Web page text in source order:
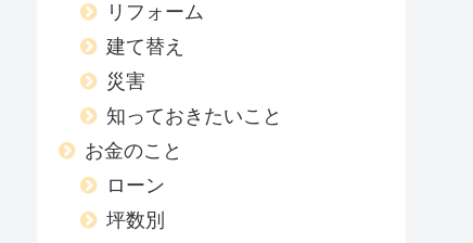
リフォーム
建て替え
災害
知っておきたいこと
お金のこと
ローン
坪数別